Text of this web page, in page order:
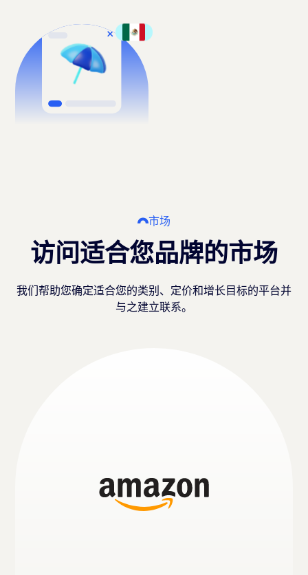
市场
访问适合您品牌的市场
我们帮助您确定适合您的类别、定价和增长目标的平台并
与之建立联系。